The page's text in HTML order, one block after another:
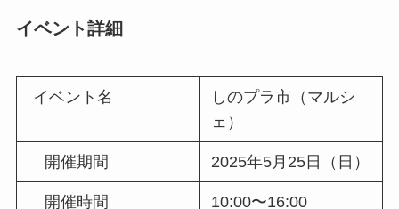
イベント詳細
イベント名
しのプラ市（マルシ
ェ）
開催期間 2025年5月25日（日）
開催時間 10:00〜16:00